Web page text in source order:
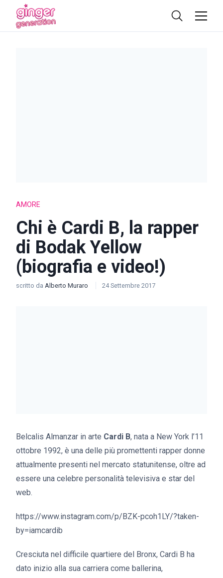
AMORE
Chi è Cardi B, la rapper
di Bodak Yellow
(biografia e video!)
scritto da Alberto Muraro 24 Settembre 2017
Belcalis Almanzar in arte Cardi B, nata a New York l’11
ottobre 1992, è una delle più promettenti rapper donne
attualmente presenti nel mercato statunitense, oltre ad
essere una celebre personalità televisiva e star del
web.
https://www.instagram.com/p/BZK-pcoh1LY/?taken-
by=iamcardib
Cresciuta nel difficile quartiere del Bronx, Cardi B ha
dato inizio alla sua carriera come ballerina,